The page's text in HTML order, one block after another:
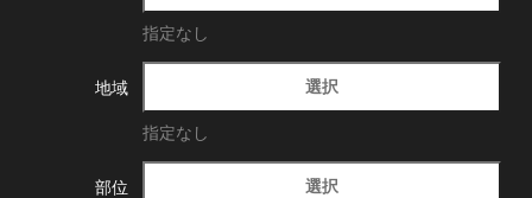
指定なし
地域 選択
指定なし
部位 選択